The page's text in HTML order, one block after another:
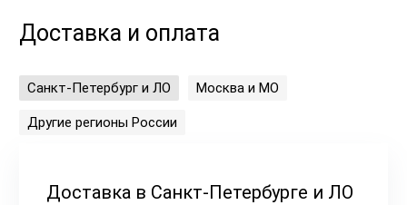
Доставка и оплата
Санкт-Петербург и ЛО Москва и МО
Другие регионы России
Доставка в Санкт-Петербурге и ЛО